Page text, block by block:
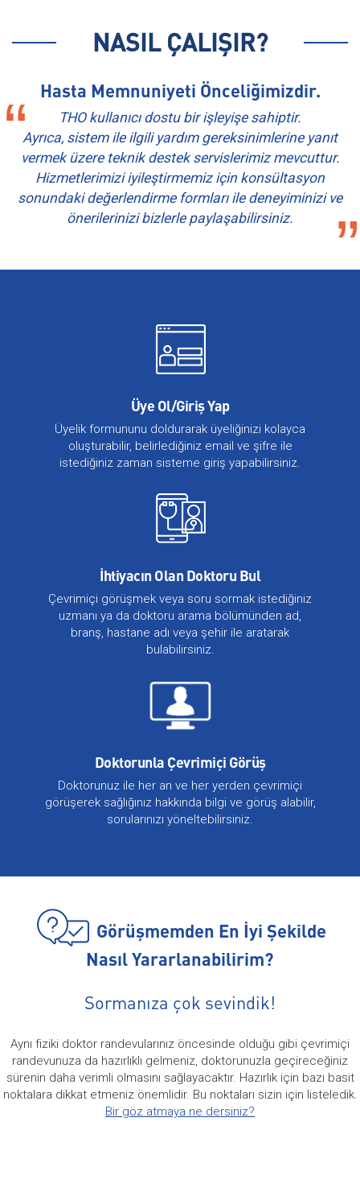
NASIL ÇALIŞIR?
Hasta Memnuniyeti Önceliğimizdir.
THO kullanıcı dostu bir işleyişe sahiptir.
Ayrıca, sistem ile ilgili yardım gereksinimlerine yanıt
vermek üzere teknik destek servislerimiz mevcuttur.
Hizmetlerimizi iyileştirmemiz için konsültasyon
sonundaki değerlendirme formları ile deneyiminizi ve
önerilerinizi bizlerle paylaşabilirsiniz.
Üye Ol/Giriş Yap
Üyelik formununu doldurarak üyeliğinizi kolayca
oluşturabilir, belirlediğiniz email ve şifre ile
istediğiniz zaman sisteme giriş yapabilirsiniz.
İhtiyacın Olan Doktoru Bul
Çevrimiçi görüşmek veya soru sormak istediğiniz
uzmanı ya da doktoru arama bölümünden ad,
branş, hastane adı veya şehir ile aratarak
bulabilirsiniz.
Doktorunla Çevrimiçi Görüş
Doktorunuz ile her an ve her yerden çevrimiçi
görüşerek sağlığınız hakkında bilgi ve görüş alabilir,
sorularınızı yöneltebilirsiniz.
Görüşmemden En İyi Şekilde
Nasıl Yararlanabilirim?
Sormanıza çok sevindik!
Aynı fiziki doktor randevularınız öncesinde olduğu gibi çevrimiçi
randevunuza da hazırlıklı gelmeniz, doktorunuzla geçireceğiniz
sürenin daha verimli olmasını sağlayacaktır. Hazırlık için bazı basit
noktalara dikkat etmeniz önemlidir. Bu noktaları sizin için listeledik.
Bir göz atmaya ne dersiniz?